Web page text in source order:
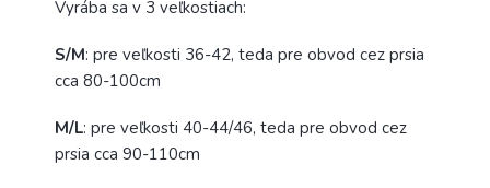
Vyrába sa v 3 veľkostiach:
S/M: pre veľkosti 36-42, teda pre obvod cez prsia
cca 80-100cm
M/L: pre veľkosti 40-44/46, teda pre obvod cez
prsia cca 90-110cm